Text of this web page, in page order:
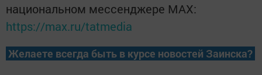
национальном мессенджере MАХ:
https://max.ru/tatmedia
Желаете всегда быть в курсе новостей Заинска?